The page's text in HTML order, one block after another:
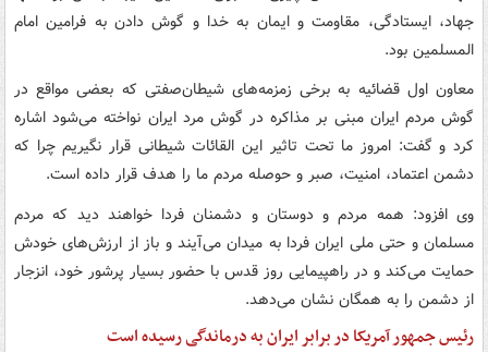
جهاد، ایستادگی، مقاومت و ایمان به خدا و گوش دادن به فرامین امام
المسلمین بود.
معاون اول قضائیه به برخی زمزمه‌های شیطان‌صفتی که بعضی مواقع در
گوش مردم ایران مبنی بر مذاکره در گوش مرد ایران نواخته می‌شود اشاره
کرد و گفت: امروز ما تحت تاثیر این القائات شیطانی قرار نگیریم چرا که
دشمن اعتماد، امنیت، صبر و حوصله مردم ما را هدف قرار داده است.
وی افزود: همه مردم و دوستان و دشمنان فردا خواهند دید که مردم
مسلمان و حتی ملی ایران فردا به میدان می‌آیند و باز از ارزش‌های خودش
حمایت می‌کند و در راهپیمایی روز قدس با حضور بسیار پرشور خود، انزجار
از دشمن را به همگان نشان می‌دهد.
رئیس جمهور آمریکا در برابر ایران به درماندگی رسیده است